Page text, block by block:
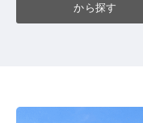
から探す